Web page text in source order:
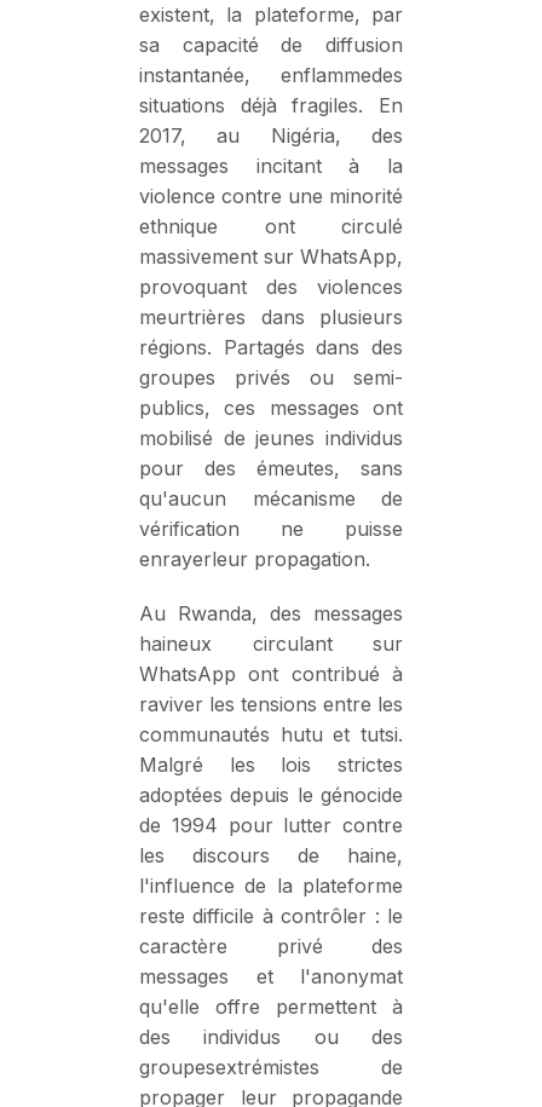
existent, la plateforme, par
sa capacité de diffusion
instantanée, enflammedes
situations déjà fragiles. En
2017, au Nigéria, des
messages incitant à la
violence contre une minorité
ethnique ont circulé
massivement sur WhatsApp,
provoquant des violences
meurtrières dans plusieurs
régions. Partagés dans des
groupes privés ou semi-
publics, ces messages ont
mobilisé de jeunes individus
pour des émeutes, sans
qu'aucun mécanisme de
vérification ne puisse
enrayerleur propagation.
Au Rwanda, des messages
haineux circulant sur
WhatsApp ont contribué à
raviver les tensions entre les
communautés hutu et tutsi.
Malgré les lois strictes
adoptées depuis le génocide
de 1994 pour lutter contre
les discours de haine,
l'influence de la plateforme
reste difficile à contrôler : le
caractère privé des
messages et l'anonymat
qu'elle offre permettent à
des individus ou des
groupesextrémistes de
propager leur propagande